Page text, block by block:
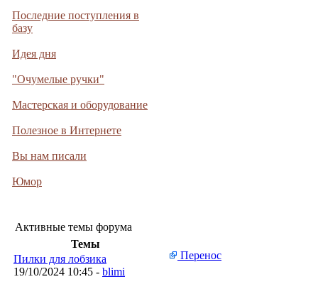
Последние поступления в
базу
Идея дня
"Очумелые ручки"
Мастерская и оборудование
Полезное в Интернете
Вы нам писали
Юмор
Активные темы форума
Темы
Пилки для лобзика
19/10/2024 10:45 - blimi
Перенос